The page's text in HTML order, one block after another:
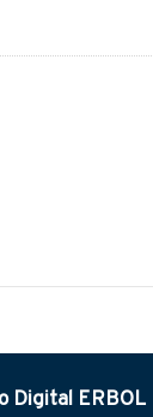
Digital ERBOL